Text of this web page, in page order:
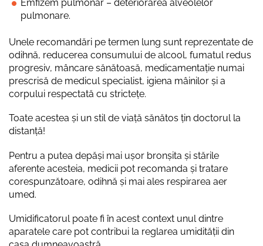
Emfizem pulmonar – deteriorarea alveolelor
pulmonare.
Unele recomandări pe termen lung sunt reprezentate de
odihnă, reducerea consumului de alcool, fumatul redus
progresiv, mâncare sănătoasă, medicamentație numai
prescrisă de medicul specialist, igiena mâinilor și a
corpului respectată cu strictețe.
Toate acestea și un stil de viață sănătos țin doctorul la
distanță!
Pentru a putea depăși mai ușor bronșita și stările
aferente acesteia, medicii pot recomanda și tratare
corespunzătoare, odihnă și mai ales respirarea aer
umed.
Umidificatorul poate fi în acest context unul dintre
aparatele care pot contribui la reglarea umidității din